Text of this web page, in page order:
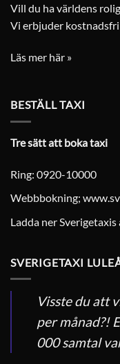
Vill du ha världens
Vi erbjuder
Läs mer här »
BESTÄLL TAXI
Tre sätt att boka taxi
Ring: 0920-10000
Webbbokning;
Ladda ner
SVERIGETAXI
Visste du att
per månad?!
000 samtal